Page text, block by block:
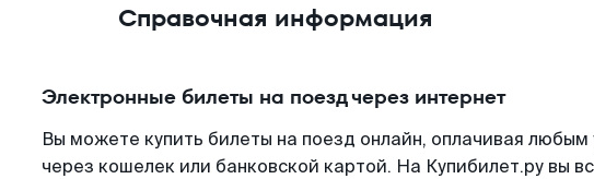
Справочная информация
Электронные билеты на поезд через интернет
Вы можете купить билеты на поезд онлайн, оплачивая
через кошелек или банковской картой. На Купибилет.ру вы